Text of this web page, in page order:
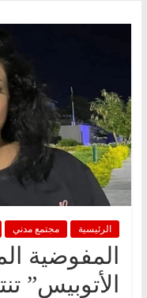
الرئيسية مجتمع مدني
المفوضية
الأتوبيس”